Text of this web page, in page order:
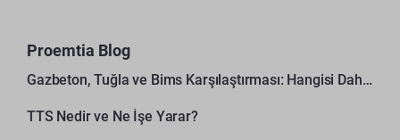
Proemtia Blog
Gazbeton, Tuğla ve Bims Karşılaştırması: Hangisi Daha Avantajlı?
TTS Nedir ve Ne İşe Yarar?